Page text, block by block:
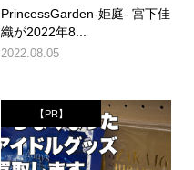
PrincessGarden-姫庭- 宮下佳
織が2022年8...
2022.08.05
【PR】